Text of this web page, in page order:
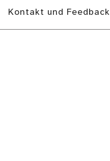
Kontakt und Feedback